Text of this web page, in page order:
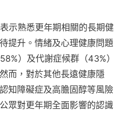
示熟悉更年期相關的長期健
提升。情緒及心理健康問題
）及代謝症候群（43%）
而，對於其他長遠健康隱
知障礙症及高膽固醇等風險
眾對更年期全面影響的認識